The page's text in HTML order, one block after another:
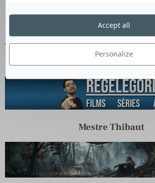
Analyses d’Insights &
En savoir plus
Mestre Thibaut
Personalize
Accept all